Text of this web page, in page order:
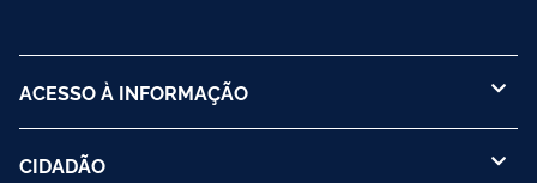
ACESSO À INFORMAÇÃO
CIDADÃO